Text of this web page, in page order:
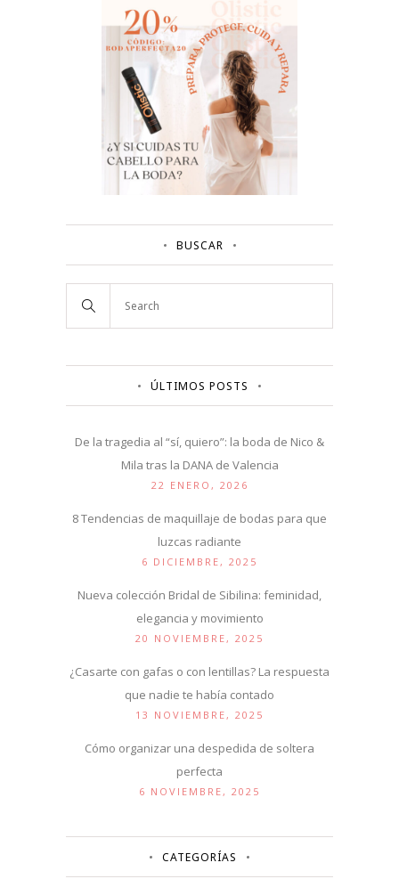
BUSCAR
ÚLTIMOS POSTS
De la tragedia al “sí, quiero”: la boda de Nico &
Mila tras la DANA de Valencia
22 ENERO, 2026
8 Tendencias de maquillaje de bodas para que
luzcas radiante
6 DICIEMBRE, 2025
Nueva colección Bridal de Sibilina: feminidad,
elegancia y movimiento
20 NOVIEMBRE, 2025
¿Casarte con gafas o con lentillas? La respuesta
que nadie te había contado
13 NOVIEMBRE, 2025
Cómo organizar una despedida de soltera
perfecta
6 NOVIEMBRE, 2025
CATEGORÍAS